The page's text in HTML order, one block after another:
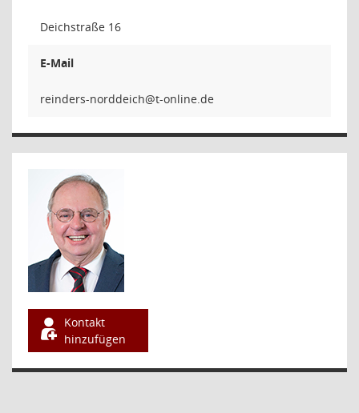
Deichstraße 16
E-Mail
hcieddron
Kontakt
hinzufügen